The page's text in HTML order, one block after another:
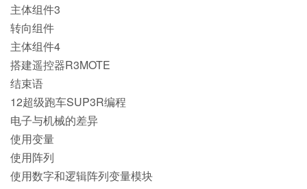
主体组件3
转向组件
主体组件4
搭建遥控器R3MOTE
结束语
12超级跑车SUP3R编程
电子与机械的差异
使用变量
使用阵列
使用数字和逻辑阵列变量模块